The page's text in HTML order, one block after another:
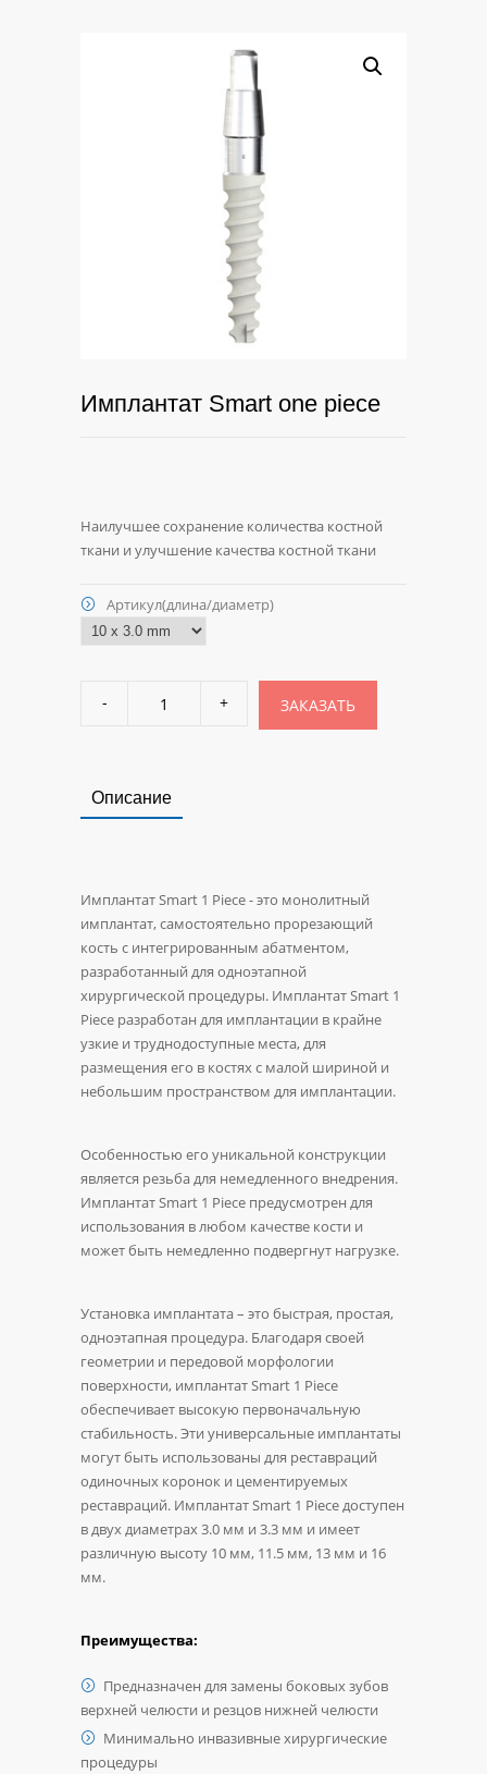
Имплантат Smart one piece
Наилучшее сохранение количества костной
ткани и улучшение качества костной ткани
Артикул(длина/диаметр)
ЗАКАЗАТЬ
Описание
Имплантат Smart 1 Piece - это монолитный
имплантат, самостоятельно прорезающий
кость с интегрированным абатментом,
разработанный для одноэтапной
хирургической процедуры. Имплантат Smart 1
Piece разработан для имплантации в крайне
узкие и труднодоступные места, для
размещения его в костях с малой шириной и
небольшим пространством для имплантации.
Особенностью его уникальной конструкции
является резьба для немедленного внедрения.
Имплантат Smart 1 Piece предусмотрен для
использования в любом качестве кости и
может быть немедленно подвергнут нагрузке.
Установка имплантата – это быстрая, простая,
одноэтапная процедура. Благодаря своей
геометрии и передовой морфологии
поверхности, имплантат Smart 1 Piece
обеспечивает высокую первоначальную
стабильность. Эти универсальные имплантаты
могут быть использованы для реставраций
одиночных коронок и цементируемых
реставраций. Имплантат Smart 1 Piece доступен
в двух диаметрах 3.0 мм и 3.3 мм и имеет
различную высоту 10 мм, 11.5 мм, 13 мм и 16
мм.
Преимущества:
Предназначен для замены боковых зубов
верхней челюсти и резцов нижней челюсти
Минимально инвазивные хирургические
процедуры